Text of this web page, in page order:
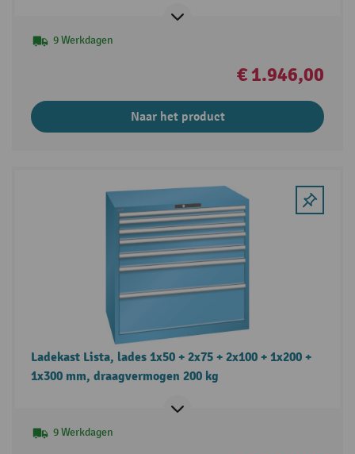
9 Werkdagen
€ 1.946,00
Naar het product
Ladekast Lista, lades 1x50 + 2x75 + 2x100 + 1x200 +
1x300 mm, draagvermogen 200 kg
9 Werkdagen